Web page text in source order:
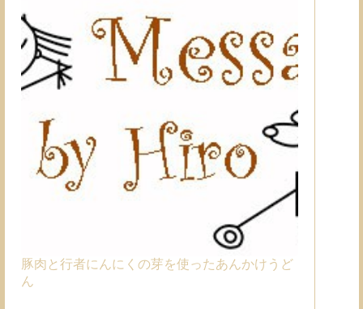
豚肉と行者にんにくの芽を使ったあんかけうど
ん